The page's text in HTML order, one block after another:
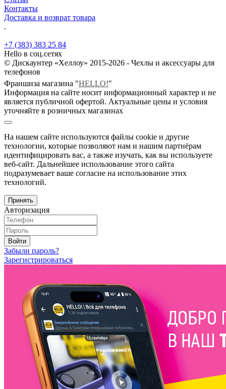
Контакты
Доставка и возврат товара
.
+7 (383) 383 25 84
Hello в соц.сетях
© Дискаунтер «Хеллоу» 2015-2026 - Чехлы и аксессуары для
телефонов
Франшиза магазина "HELLO!"
Информация на сайте носит информационный характер и не
является публичной офертой. Актуальные цены и условия
уточняйте в розничных магазинах
На нашем сайте используются файлы cookie и другие
технологии, которые позволяют нам и нашим партнёрам
идентифицировать вас, а также изучать, как вы используете
веб-сайт. Дальнейшее использование этого сайта
подразумевает ваше согласие на использование этих
технологий.
Принять
Авторизация
Войти
Забыли пароль?
Зарегистрироваться